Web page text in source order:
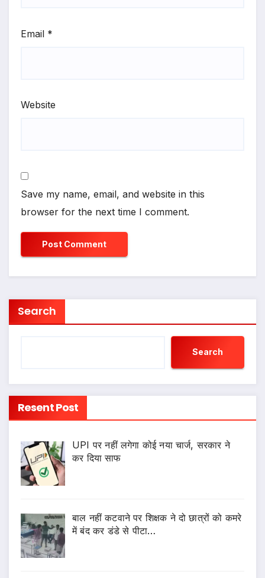
Email *
Website
Save my name, email, and website in this
browser for the next time I comment.
Search
Search
Resent Post
UPI पर नहीं लगेगा कोई नया चार्ज, सरकार ने
कर दिया साफ
बाल नहीं कटवाने पर शिक्षक ने दो छात्रों को कमरे
में बंद कर डंडे से पीटा…